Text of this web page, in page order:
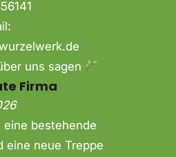
uns sagen
Firma
eine bestehende
eine neue Treppe